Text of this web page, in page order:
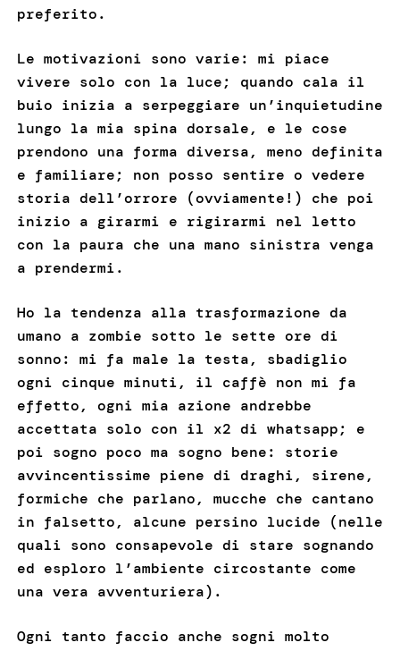
preferito.
Le motivazioni sono varie: mi piace
vivere solo con la luce; quando cala il
buio inizia a serpeggiare un’inquietudine
lungo la mia spina dorsale, e le cose
prendono una forma diversa, meno definita
e familiare; non posso sentire o vedere
storia dell’orrore (ovviamente!) che poi
inizio a girarmi e rigirarmi nel letto
con la paura che una mano sinistra venga
a prendermi.
Ho la tendenza alla trasformazione da
umano a zombie sotto le sette ore di
sonno: mi fa male la testa, sbadiglio
ogni cinque minuti, il caffè non mi fa
effetto, ogni mia azione andrebbe
accettata solo con il x2 di whatsapp; e
poi sogno poco ma sogno bene: storie
avvincentissime piene di draghi, sirene,
formiche che parlano, mucche che cantano
in falsetto, alcune persino lucide (nelle
quali sono consapevole di stare sognando
ed esploro l’ambiente circostante come
una vera avventuriera).
Ogni tanto faccio anche sogni molto